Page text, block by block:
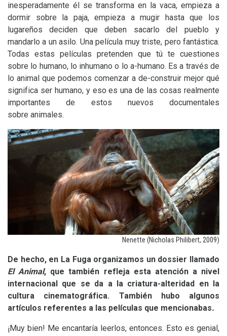
inesperadamente él se transforma en la vaca, empieza a
dormir sobre la paja, empieza a mugir hasta que los
lugareños deciden que deben sacarlo del pueblo y
mandarlo a un asilo. Una película muy triste, pero fantástica.
Todas estas películas pretenden que tú te cuestiones
sobre lo humano, lo inhumano o lo a-humano. Es a través de
lo animal que podemos comenzar a de-construir mejor qué
significa ser humano, y eso es una de las cosas realmente
importantes de estos nuevos documentales
sobre animales.
Nenette (Nicholas Philibert, 2009)
De hecho, en La Fuga organizamos un dossier llamado
El Animal, que también refleja esta atención a nivel
internacional que se da a la criatura-alteridad en la
cultura cinematográfica. También hubo algunos
artículos referentes a las películas que mencionabas.
¡Muy bien! Me encantaría leerlos, entonces. Esto es genial,